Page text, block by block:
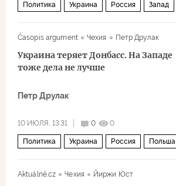
Политика Украина Россия Запад
Časopis argument
Чехия Петр Друлак
Украина теряет Донбасс. На Западе
тоже дела не лучше
Петр Друлак
10 ИЮЛЯ, 13:31 0 0
Политика Украина Россия Польша
Aktuálně.cz Чехия Йиржи Юст